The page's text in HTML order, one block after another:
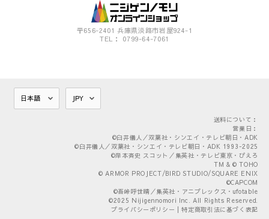
〒656-2401 兵庫県淡路市岩屋924-1
TEL： 0799-64-7061
送料について：
営業日：
©臼井儀人／双葉社・シンエイ・テレビ朝日・ADK
©臼井儀人／双葉社・シンエイ・テレビ朝日・ADK 1993-2025
©岸本斉史 スコット／集英社・テレビ東京・ぴえろ
TM & © TOHO
© ARMOR PROJECT/BIRD STUDIO/SQUARE ENIX
©CAPCOM
©吾峠呼世晴／集英社・アニプレックス・ufotable
©2025 Nijigennomori Inc. All Rights Reserved.
プライバシーポリシー |特定商取引法に基づく表記